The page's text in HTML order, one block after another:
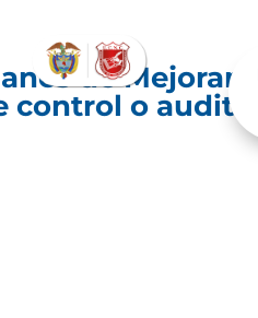
de
control o